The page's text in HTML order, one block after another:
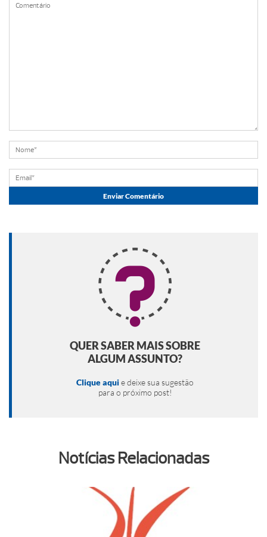
QUER SABER MAIS SOBRE
ALGUM ASSUNTO?
Clique aquie deixe sua sugestão
para o próximo post!
Notícias Relacionadas